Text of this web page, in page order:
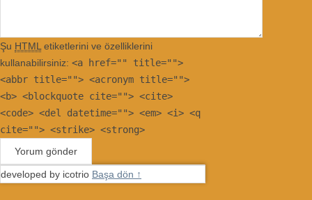
Şu HTML etiketlerini ve özelliklerini
kullanabilirsiniz: <a href="" title="">
<abbr title=""> <acronym title="">
<b> <blockquote cite=""> <cite>
<code> <del datetime=""> <em> <i> <q
cite=""> <strike> <strong>
developed by icotrio Başa dön ↑